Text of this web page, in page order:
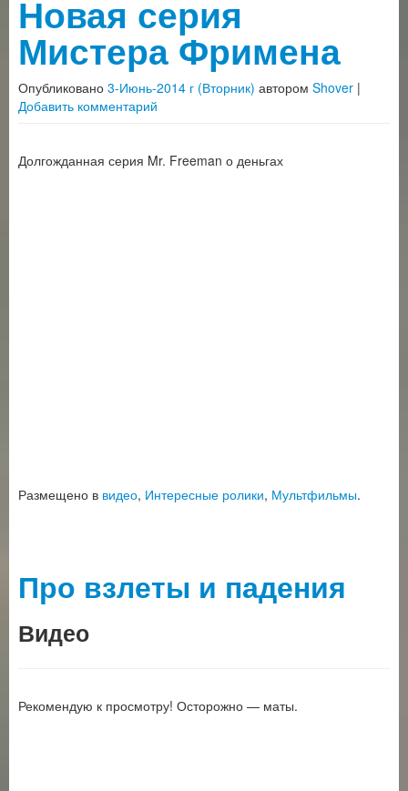
Новая серия
Мистера Фримена
Опубликовано 3-Июнь-2014 г (Вторник) автором Shover |
Добавить комментарий
Долгожданная серия Mr. Freeman о деньгах
Размещено в видео, Интересные ролики, Мультфильмы.
Про взлеты и падения
Видео
Рекомендую к просмотру! Осторожно — маты.